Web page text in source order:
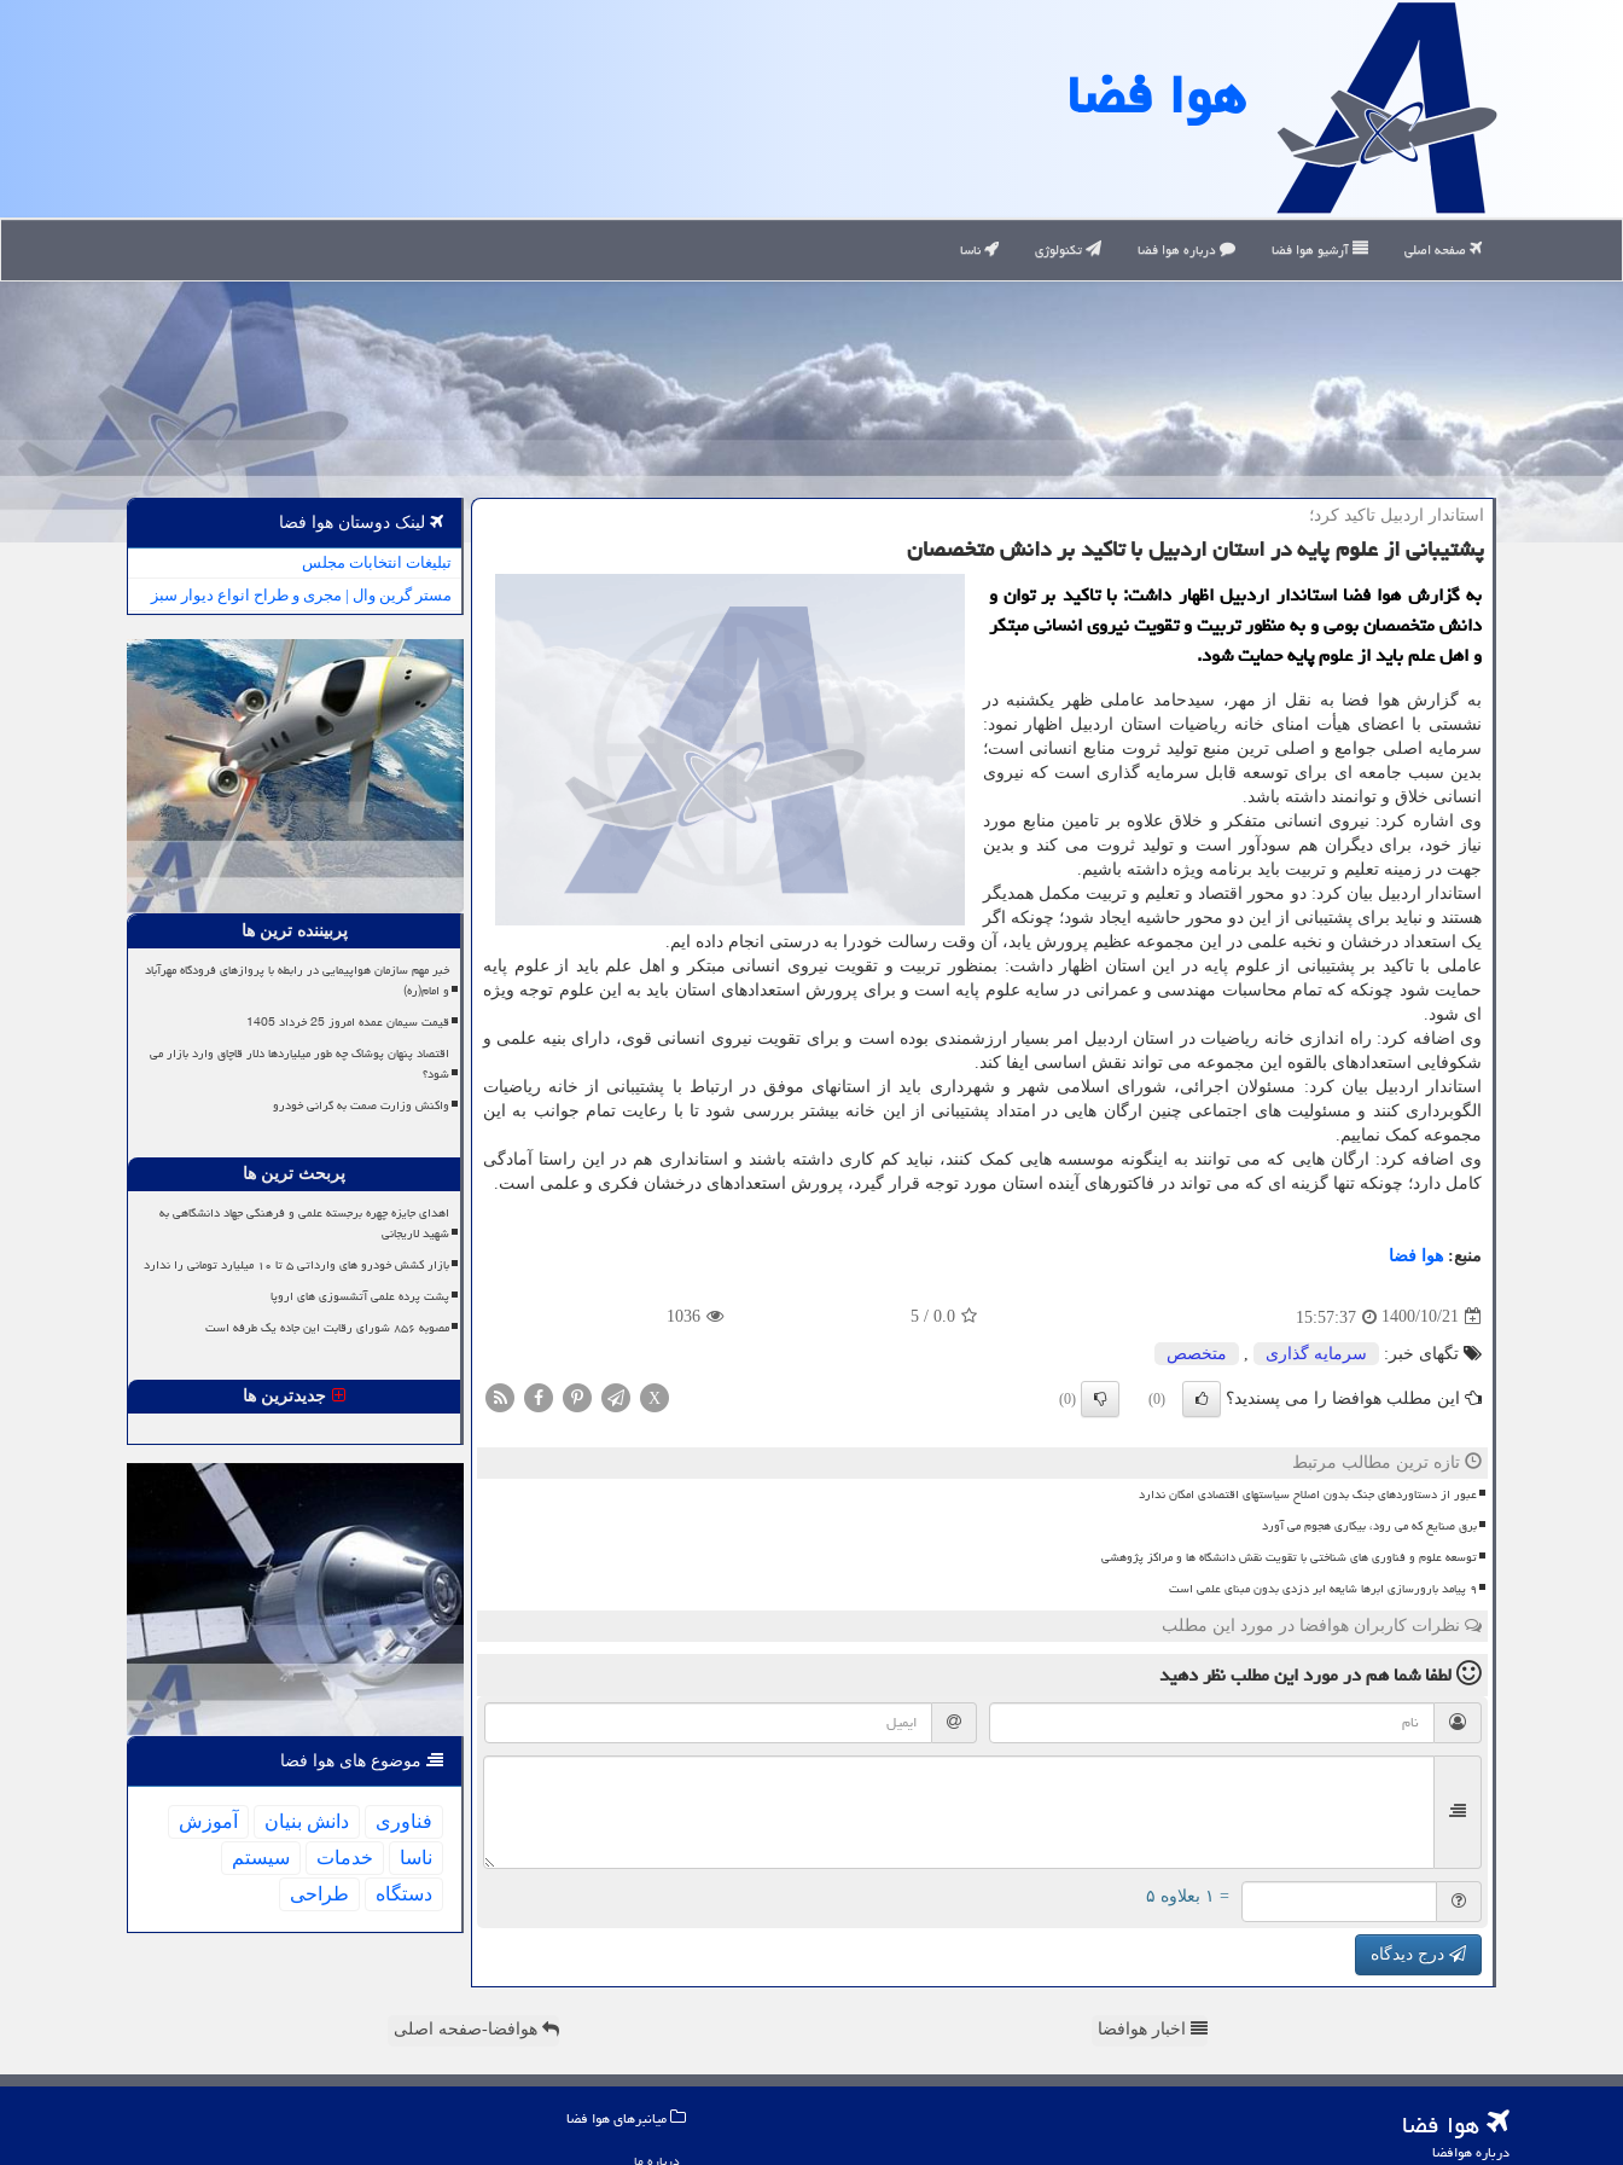
هوا فضا
صفحه اصلی آرشیو هوا فضا درباره هوا فضا تکنولوژی ناسا
استاندار اردبیل تاكید كرد؛
پشتیبانی از علوم پایه در استان اردبیل با تاکید بر دانش متخصصان
به گزارش هوا فضا استاندار اردبیل اظهار داشت: با تاکید بر توان و
دانش متخصصان بومی و به منظور تربیت و تقویت نیروی انسانی مبتکر
و اهل علم باید از علوم پایه حمایت شود.
به گزارش هوا فضا به نقل از مهر، سیدحامد عاملی ظهر یکشنبه در
نشستی با اعضای هیأت امنای خانه ریاضیات استان اردبیل اظهار نمود:
سرمایه اصلی جوامع و اصلی ترین منبع تولید ثروت منابع انسانی است؛
بدین سبب جامعه ای برای توسعه قابل سرمایه گذاری است که نیروی
انسانی خلاق و توانمند داشته باشد.
وی اشاره کرد: نیروی انسانی متفکر و خلاق علاوه بر تامین منابع مورد
نیاز خود، برای دیگران هم سودآور است و تولید ثروت می کند و بدین
جهت در زمینه تعلیم و تربیت باید برنامه ویژه داشته باشیم.
استاندار اردبیل بیان کرد: دو محور اقتصاد و تعلیم و تربیت مکمل همدیگر
هستند و نباید برای پشتیبانی از این دو محور حاشیه ایجاد شود؛ چونکه اگر
یک استعداد درخشان و نخبه علمی در این مجموعه عظیم پرورش یابد، آن وقت رسالت خودرا به درستی انجام داده ایم.
عاملی با تاکید بر پشتیبانی از علوم پایه در این استان اظهار داشت: بمنظور تربیت و تقویت نیروی انسانی مبتکر و اهل علم باید از علوم پایه
حمایت شود چونکه که تمام محاسبات مهندسی و عمرانی در سایه علوم پایه است و برای پرورش استعدادهای استان باید به این علوم توجه ویژه
ای شود.
وی اضافه کرد: راه اندازی خانه ریاضیات در استان اردبیل امر بسیار ارزشمندی بوده است و برای تقویت نیروی انسانی قوی، دارای بنیه علمی و
شکوفایی استعدادهای بالقوه این مجموعه می تواند نقش اساسی ایفا کند.
استاندار اردبیل بیان کرد: مسئولان اجرائی، شورای اسلامی شهر و شهرداری باید از استانهای موفق در ارتباط با پشتیبانی از خانه ریاضیات
الگوبرداری کنند و مسئولیت های اجتماعی چنین ارگان هایی در امتداد پشتیبانی از این خانه بیشتر بررسی شود تا با رعایت تمام جوانب به این
مجموعه کمک نماییم.
وی اضافه کرد: ارگان هایی که می توانند به اینگونه موسسه هایی کمک کنند، نباید کم کاری داشته باشند و استانداری هم در این راستا آمادگی
کامل دارد؛ چونکه تنها گزینه ای که می تواند در فاکتورهای آینده استان مورد توجه قرار گیرد، پرورش استعدادهای درخشان فکری و علمی است.
منبع: هوا فضا
1400/10/21
15:57:37
0.0
/
5
1036
تگهای خبر: سرمایه گذاری متخصص
این مطلب هوافضا را می پسندید؟ (0)
(0)
X
تازه ترین مطالب مرتبط
عبور از دستاوردهای جنگ بدون اصلاح سیاستهای اقتصادی امکان ندارد
برق صنایع که می رود، بیکاری هجوم می آورد
توسعه علوم و فناوری های شناختی با تقویت نقش دانشگاه ها و مراکز پژوهشی
۹ پیامد بارورسازی ابرها شایعه ابر دزدی بدون مبنای علمی است
نظرات کاربران هوافضا در مورد این مطلب
لطفا شما همدر مورد این مطلبنظر دهید
= ۱ بعلاوه ۵
درج دیدگاه
لینک دوستان هوا فضا
تبلیغات انتخابات مجلس
مستر گرین وال | مجری و طراح انواع دیوار سبز
پربیننده ترین ها
خبر مهم سازمان هواپیمایی در رابطه با پروازهای فرودگاه مهرآباد
و امام(ره)
قیمت سیمان عمده امروز 25 خرداد 1405
اقتصاد پنهان پوشاک چه طور میلیاردها دلار قاچاق وارد بازار می
شود؟
واکنش وزارت صمت به گرانی خودرو
پربحث ترین ها
اهدای جایزه چهره برجسته علمی و فرهنگی جهاد دانشگاهی به
شهید لاریجانی
بازار کشش خودرو های وارداتی ۵ تا ۱۰ میلیارد تومانی را ندارد
پشت پرده علمی آتشسوزی های اروپا
مصوبه ۸۵۶ شورای رقابت این جاده یک طرفه است
جدیدترین ها
موضوع های هوا فضا
فناوری دانش بنیان
آموزش
ناسا
خدمات
سیستم
دستگاه
طراحی
اخبار هوافضا هوافضا-صفحه اصلی
هوا فضا
درباره هوافضا
میانبرهای هوا فضا